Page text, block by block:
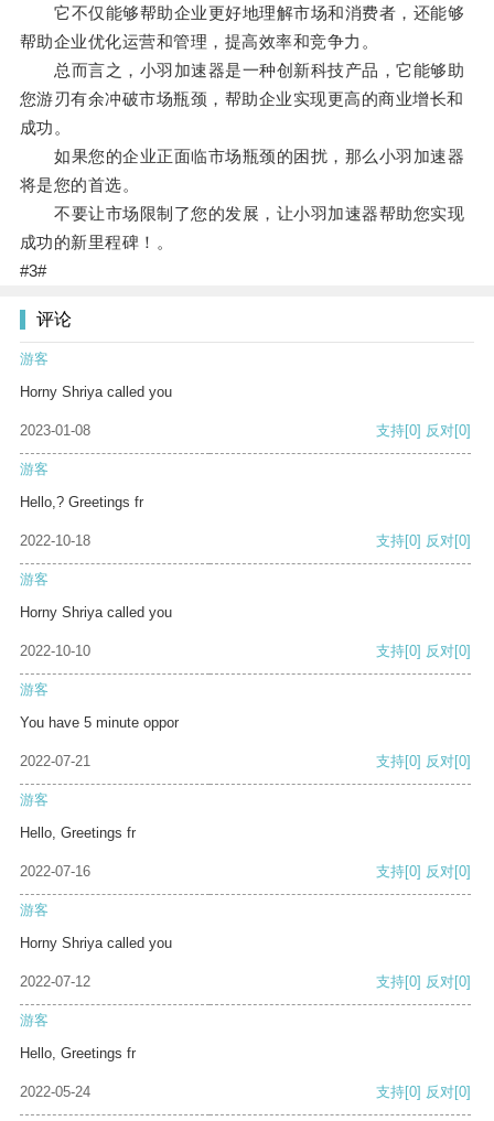
它不仅能够帮助企业更好地理解市场和消费者，还能够
帮助企业优化运营和管理，提高效率和竞争力。
总而言之，小羽加速器是一种创新科技产品，它能够助
您游刃有余冲破市场瓶颈，帮助企业实现更高的商业增长和
成功。
如果您的企业正面临市场瓶颈的困扰，那么小羽加速器
将是您的首选。
不要让市场限制了您的发展，让小羽加速器帮助您实现
成功的新里程碑！。
#3#
评论
游客
Horny Shriya called you
2023-01-08 支持[0] 反对[0]
游客
Hello,? Greetings fr
2022-10-18 支持[0] 反对[0]
游客
Horny Shriya called you
2022-10-10 支持[0] 反对[0]
游客
You have 5 minute oppor
2022-07-21 支持[0] 反对[0]
游客
Hello, Greetings fr
2022-07-16 支持[0] 反对[0]
游客
Horny Shriya called you
2022-07-12 支持[0] 反对[0]
游客
Hello, Greetings fr
2022-05-24 支持[0] 反对[0]